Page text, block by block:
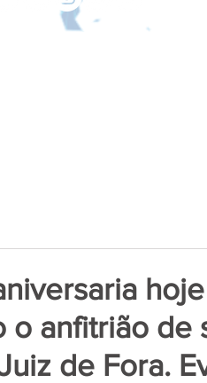
o anfitrião de
de Fora.